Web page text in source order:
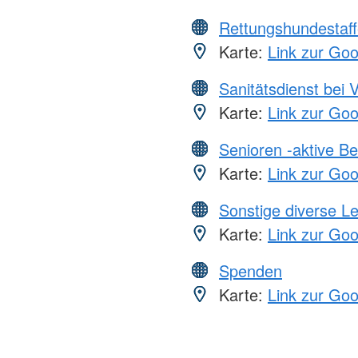
Karte: Link zur
Sanitätsdienst bei
Karte: Link zur
Senioren -aktive
Karte: Link zur
Sonstige diverse
Karte: Link zur
Spenden
Karte: Link zur